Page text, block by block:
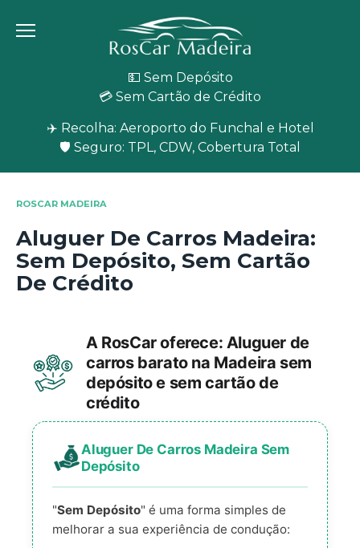
💵 Sem Depósito
💳 Sem Cartão de Crédito
✈️ Recolha: Aeroporto do Funchal e Hotel
🛡️ Seguro: TPL, CDW, Cobertura Total
ROSCAR MADEIRA
Aluguer De Carros Madeira:
Sem Depósito, Sem Cartão
De Crédito
A RosCar oferece: Aluguer de
carros barato na Madeira sem
depósito e sem cartão de
crédito
Aluguer De Carros Madeira Sem
Depósito
"Sem Depósito" é uma forma simples de
melhorar a sua experiência de condução: